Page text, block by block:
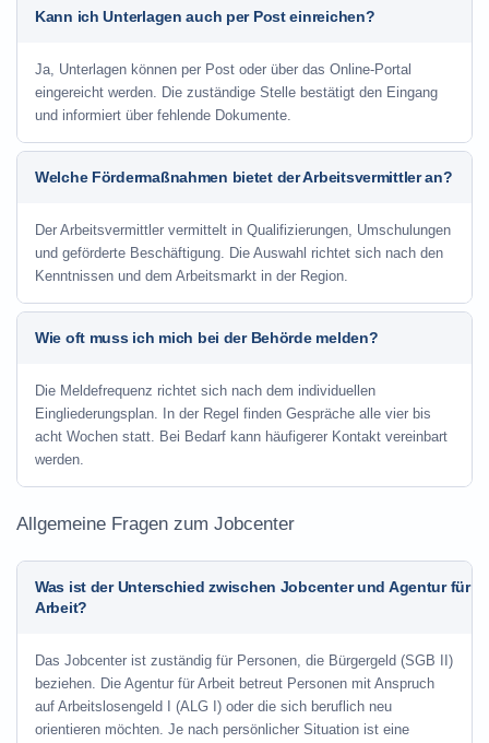
Kann ich Unterlagen auch per Post einreichen?
Ja, Unterlagen können per Post oder über das Online-Portal
eingereicht werden. Die zuständige Stelle bestätigt den Eingang
und informiert über fehlende Dokumente.
Welche Fördermaßnahmen bietet der Arbeitsvermittler an?
Der Arbeitsvermittler vermittelt in Qualifizierungen, Umschulungen
und geförderte Beschäftigung. Die Auswahl richtet sich nach den
Kenntnissen und dem Arbeitsmarkt in der Region.
Wie oft muss ich mich bei der Behörde melden?
Die Meldefrequenz richtet sich nach dem individuellen
Eingliederungsplan. In der Regel finden Gespräche alle vier bis
acht Wochen statt. Bei Bedarf kann häufigerer Kontakt vereinbart
werden.
Allgemeine Fragen zum Jobcenter
Was ist der Unterschied zwischen Jobcenter und Agentur für
Arbeit?
Das Jobcenter ist zuständig für Personen, die Bürgergeld (SGB II)
beziehen. Die Agentur für Arbeit betreut Personen mit Anspruch
auf Arbeitslosengeld I (ALG I) oder die sich beruflich neu
orientieren möchten. Je nach persönlicher Situation ist eine